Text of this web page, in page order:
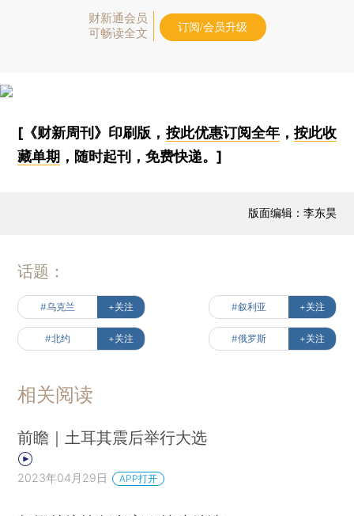
财新通会员
可畅读全文
订阅/会员升级
[《财新周刊》印刷版， 按此优惠订阅全年， 按此收
藏单期 ，随时起刊，免费快递。]
版面编辑：李东昊
话题：
#乌克兰 +关注 #叙利亚 +关注
#北约 +关注 #俄罗斯 +关注
相关阅读
前瞻｜土耳其震后举行大选
2023年04月29日 APP打开